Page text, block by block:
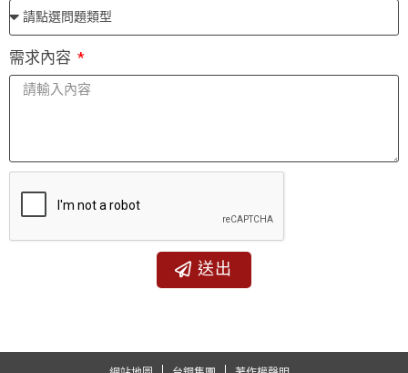
需求內容
送出